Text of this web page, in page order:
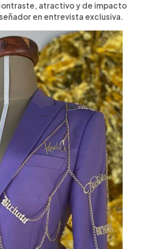
atractivo y de impacto
en entrevista exclusiva.